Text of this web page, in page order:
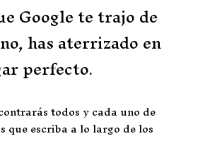
Google te trajo de
has aterrizado en
perfecto.
todos y cada uno de
que escriba a lo largo de los